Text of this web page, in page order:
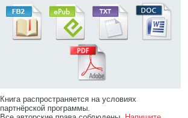
Книга распространяется на условиях
партнёрской программы.